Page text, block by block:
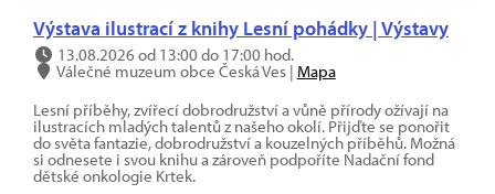
Výstava ilustrací z knihy Lesní pohádky | Výstavy
13.08.2026 od 13:00 do 17:00 hod.
Válečné muzeum obce Česká Ves | Mapa
Lesní příběhy, zvířecí dobrodružství a vůně přírody ožívají na
ilustracích mladých talentů z našeho okolí. Přijďte se ponořit
do světa fantazie, dobrodružství a kouzelných příběhů. Možná
si odnesete i svou knihu a zároveň podpoříte Nadační fond
dětské onkologie Krtek.